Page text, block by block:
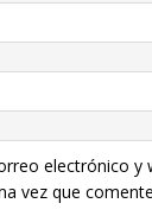
electrónico y
vez que